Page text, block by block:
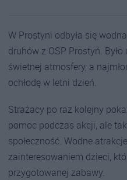
W Prostyni odbyła się
druhów z OSP Prostyń.
świetnej atmosfery, a
ochłodę w letni dzień.
Strażacy po raz kolejny
pomoc podczas akcji, ale
społeczność. Wodne
zainteresowaniem dzieci,
przygotowanej zabawy.